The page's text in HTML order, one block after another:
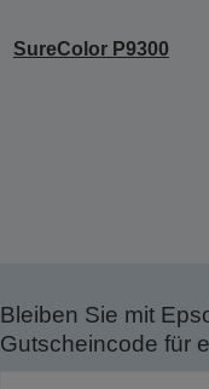
SureColor P9300
Bleiben Sie mit
Gutscheincode für